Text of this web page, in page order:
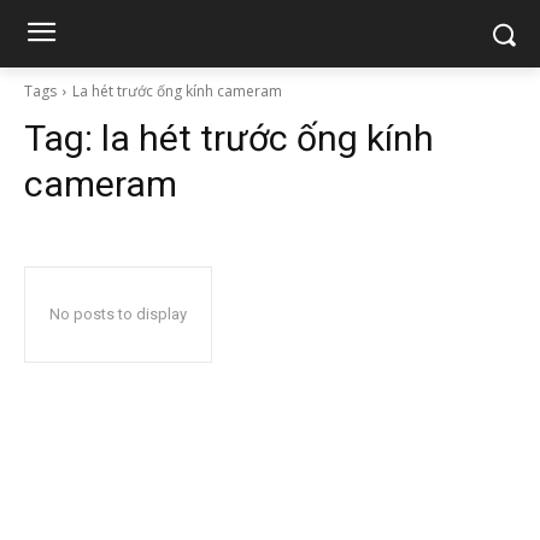
Tags La hét trước ống kính cameram
Tag: la hét trước ống kính
cameram
No posts to display